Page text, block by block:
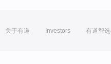
关于有道 Investors 有道智选